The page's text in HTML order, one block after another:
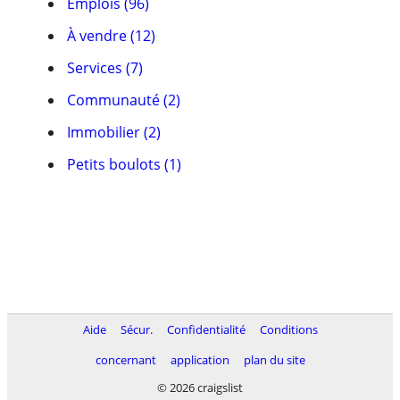
À vendre (12)
Services (7)
Communauté (2)
Immobilier (2)
Petits boulots (1)
Aide Sécur. Confidentialité
Conditions
concernant
application
plan du site
© 2026 craigslist